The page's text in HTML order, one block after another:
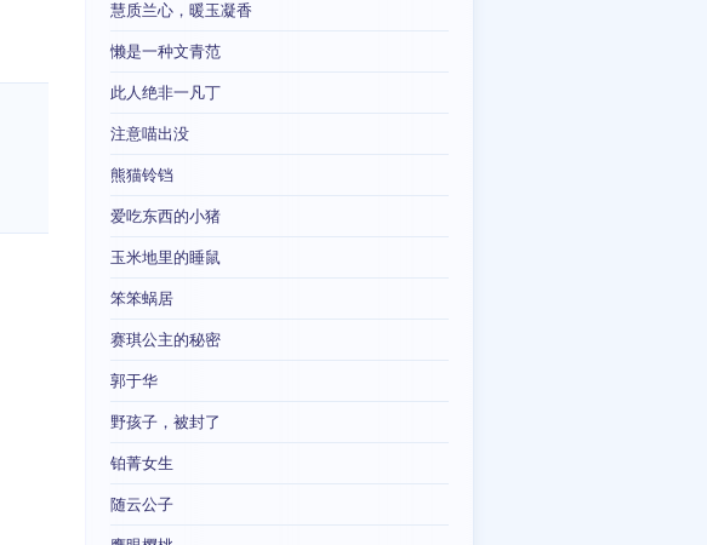
慧质兰心，暖玉凝香
懒是一种文青范
此人绝非一凡丁
注意喵出没
熊猫铃铛
爱吃东西的小猪
玉米地里的睡鼠
笨笨蜗居
赛琪公主的秘密
郭于华
野孩子，被封了
铂菁女生
随云公子